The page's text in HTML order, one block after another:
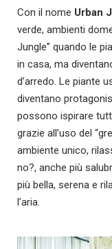
Con il nome Urban
verde, ambienti
Jungle” quando le
in casa, ma
d’arredo. Le piante
diventano
possono ispirare
grazie all’uso del
ambiente unico,
no?, anche più
più bella, serena e
l’aria.